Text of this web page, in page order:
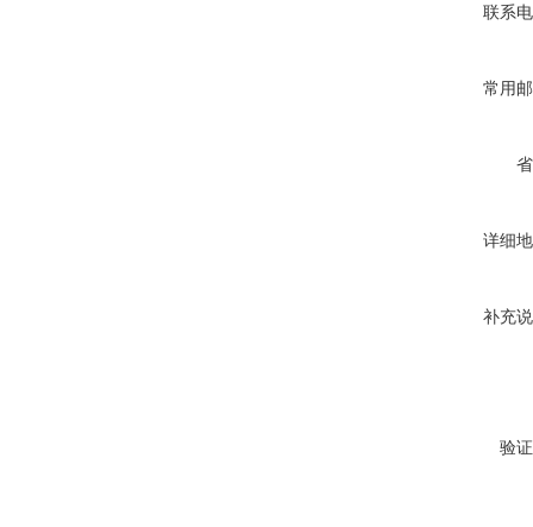
联系
常用
详细
补充
验